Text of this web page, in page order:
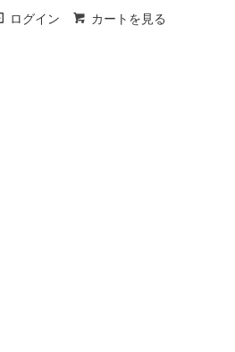
ログイン カートを見る